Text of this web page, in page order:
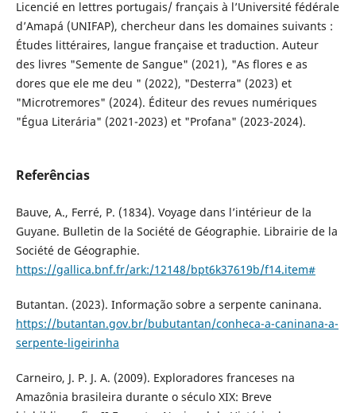
Licencié en lettres portugais/ français à l’Université fédérale
d’Amapá (UNIFAP), chercheur dans les domaines suivants :
Études littéraires, langue française et traduction. Auteur
des livres "Semente de Sangue" (2021), "As flores e as
dores que ele me deu " (2022), "Desterra" (2023) et
"Microtremores" (2024). Éditeur des revues numériques
"Égua Literária" (2021-2023) et "Profana" (2023-2024).
Referências
Bauve, A., Ferré, P. (1834). Voyage dans l’intérieur de la
Guyane. Bulletin de la Société de Géographie. Librairie de la
Société de Géographie.
https://gallica.bnf.fr/ark:/12148/bpt6k37619b/f14.item#
Butantan. (2023). Informação sobre a serpente caninana.
https://butantan.gov.br/bubutantan/conheca-a-caninana-a-
serpente-ligeirinha
Carneiro, J. P. J. A. (2009). Exploradores franceses na
Amazônia brasileira durante o século XIX: Breve